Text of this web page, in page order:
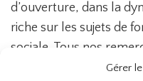
Gérer
d’ouverture, dans la
riche sur les sujets de
sociale. Tous nos
dirigeants du RESHAOC.